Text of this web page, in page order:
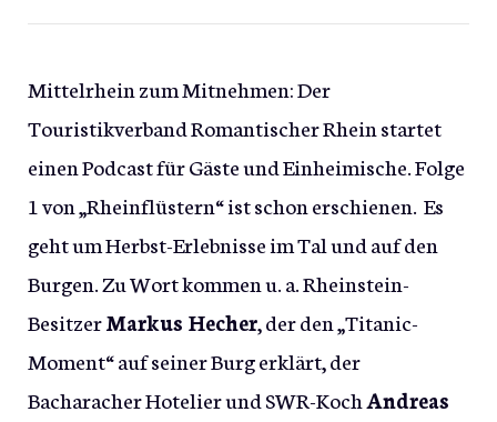
Mittelrhein zum Mitnehmen: Der
Touristikverband Romantischer Rhein startet
einen Podcast für Gäste und Einheimische. Folge
1 von „Rheinflüstern“ ist schon erschienen. Es
geht um Herbst-Erlebnisse im Tal und auf den
Burgen. Zu Wort kommen u. a. Rheinstein-
BesitzerMarkus Hecher, der den „Titanic-
Moment“ auf seiner Burg erklärt, der
Bacharacher Hotelier und SWR-KochAndreas